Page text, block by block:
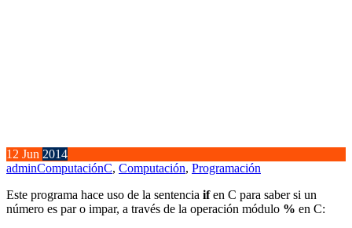
12 Jun 2014
adminComputaciónC, Computación, Programación
Este programa hace uso de la sentencia ifen C para saber si un
número es par o impar, a través de la operación módulo % en C: